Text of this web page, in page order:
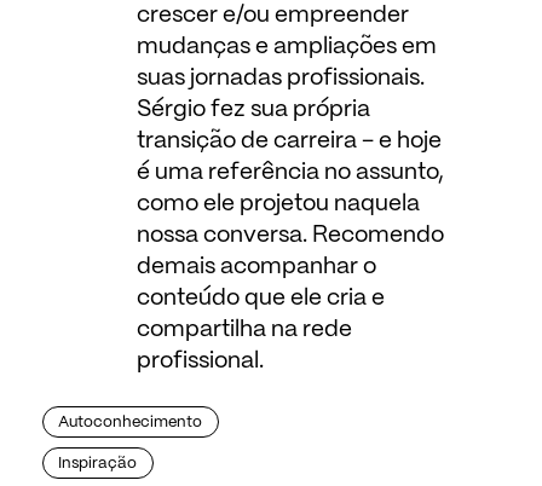
crescer e/ou empreender
mudanças e ampliações em
suas jornadas profissionais.
Sérgio fez sua própria
transição de carreira – e hoje
é uma referência no assunto,
como ele projetou naquela
nossa conversa. Recomendo
demais acompanhar o
conteúdo que ele cria e
compartilha na rede
profissional.
Autoconhecimento
Inspiração